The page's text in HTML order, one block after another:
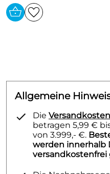
Allgemeine
Die Versandkosten
betragen 5,99 €
von 3.999,- €.
werden innerhalb
versandkostenfrei